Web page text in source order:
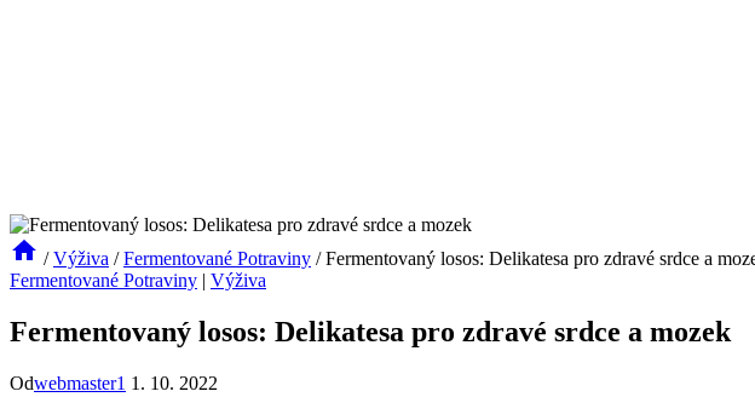
/ Výživa / Fermentované Potraviny / Fermentovaný losos: Delikatesa pro zdravé srdce a
Fermentované Potraviny | Výživa
Fermentovaný losos: Delikatesa pro zdravé srdce a mozek
Odwebmaster1 1. 10. 2022